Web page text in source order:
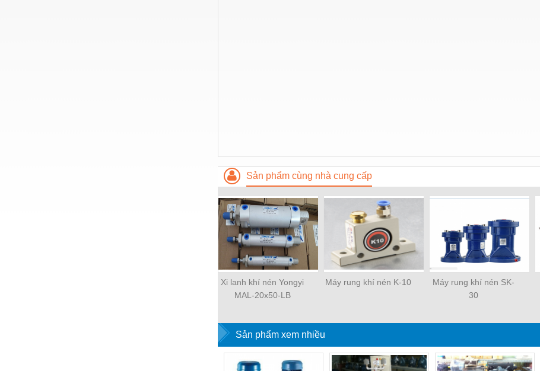
Sản phẩm cùng nhà cung cấp
Xi lanh khí nén Yongyi
MAL-20x50-LB
Máy rung khí nén K-10
Máy rung khí nén SK-
30
Sản phẩm xem nhiều